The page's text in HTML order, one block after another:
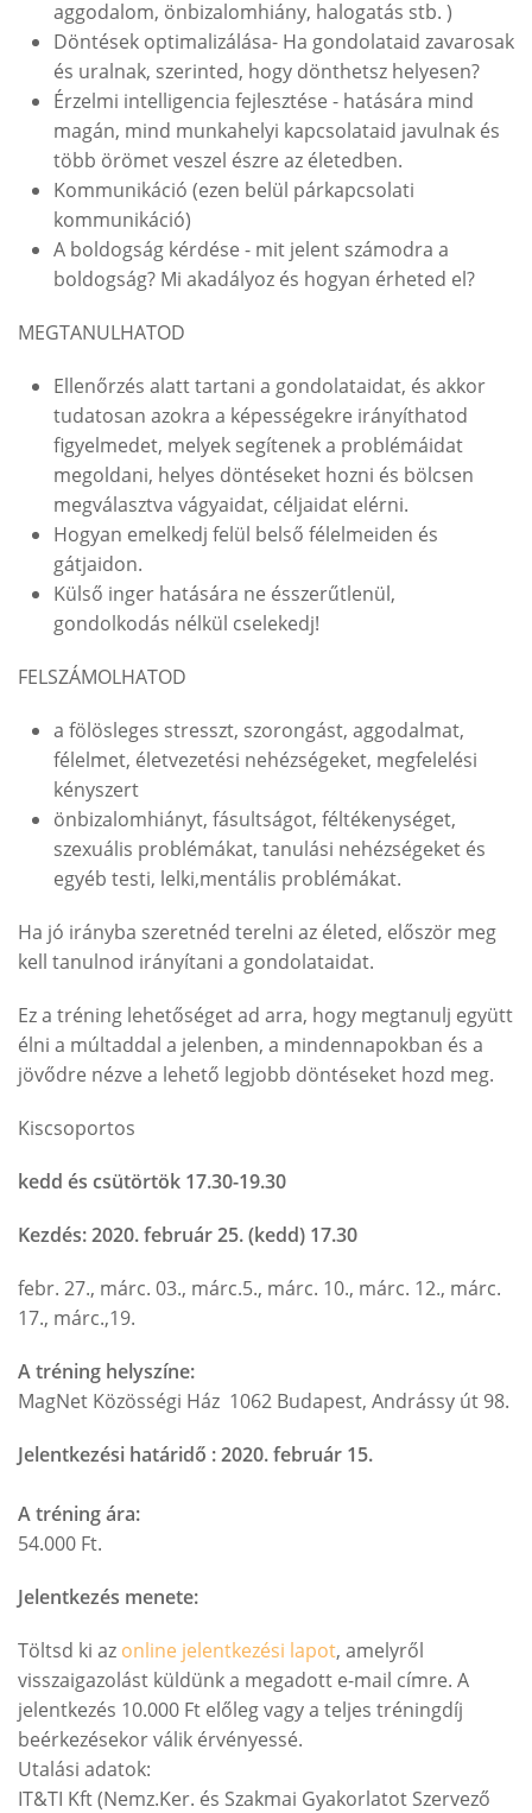
aggodalom, önbizalomhiány, halogatás stb. )
Döntések optimalizálása- Ha gondolataid zavarosak
és uralnak, szerinted, hogy dönthetsz helyesen?
Érzelmi intelligencia fejlesztése - hatására mind
magán, mind munkahelyi kapcsolataid javulnak és
több örömet veszel észre az életedben.
Kommunikáció (ezen belül párkapcsolati
kommunikáció)
A boldogság kérdése - mit jelent számodra a
boldogság? Mi akadályoz és hogyan érheted el?
MEGTANULHATOD
Ellenőrzés alatt tartani a gondolataidat, és akkor
tudatosan azokra a képességekre irányíthatod
figyelmedet, melyek segítenek a problémáidat
megoldani, helyes döntéseket hozni és bölcsen
megválasztva vágyaidat, céljaidat elérni.
Hogyan emelkedj felül belső félelmeiden és
gátjaidon.
Külső inger hatására ne ésszerűtlenül,
gondolkodás nélkül cselekedj!
FELSZÁMOLHATOD
a fölösleges stresszt, szorongást, aggodalmat,
félelmet, életvezetési nehézségeket, megfelelési
kényszert
önbizalomhiányt, fásultságot, féltékenységet,
szexuális problémákat, tanulási nehézségeket és
egyéb testi, lelki,mentális problémákat.
Ha jó irányba szeretnéd terelni az életed, először meg
kell tanulnod irányítani a gondolataidat.
Ez a tréning lehetőséget ad arra, hogy megtanulj együtt
élni a múltaddal a jelenben, a mindennapokban és a
jövődre nézve a lehető legjobb döntéseket hozd meg.
Kiscsoportos
kedd és csütörtök 17.30-19.30
Kezdés: 2020. február 25. (kedd) 17.30
febr. 27., márc. 03., márc.5., márc. 10., márc. 12., márc.
17., márc.,19.
A tréning helyszíne:
MagNet Közösségi Ház 1062 Budapest, Andrássy út 98.
Jelentkezési határidő : 2020. február 15.
A tréning ára:
54.000 Ft.
Jelentkezés menete:
Töltsd ki az online jelentkezési lapot, amelyről
visszaigazolást küldünk a megadott e-mail címre. A
jelentkezés 10.000 Ft előleg vagy a teljes tréningdíj
beérkezésekor válik érvényessé.
Utalási adatok:
IT&TI Kft (Nemz.Ker. és Szakmai Gyakorlatot Szervező